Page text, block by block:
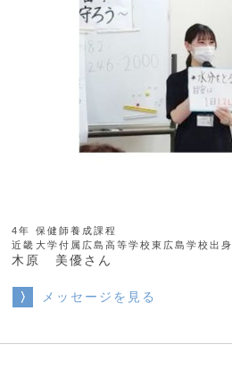
4年 保健師養成課程
近畿大学付属広島高等学校東広島学校出身
木原 美優さん
メッセージを見る